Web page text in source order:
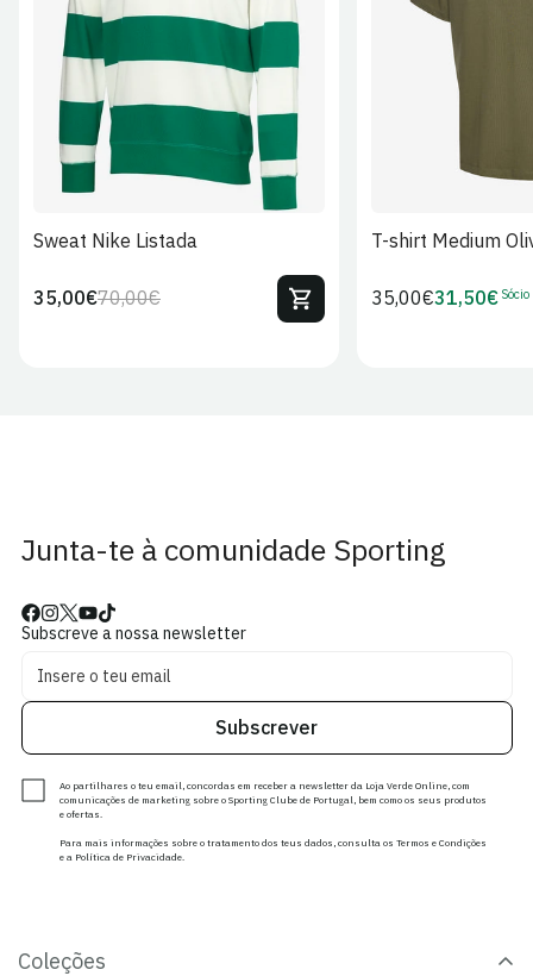
S XL 2XL
Sweat Nike Listada
Preço
70,00€Preço
35,00€
T-shirt Medium
Preço
35,00€Preço
31,50€ Sócio
Junta-te à comunidade Sporting
Subscreve a nossa newsletter
Subscrever
Ao partilhares o teu email, concordas em receber a newsletter da Loja Verde Online, com
comunicações de marketing sobre o Sporting Clube de Portugal, bem como os seus produtos
e ofertas.
Para mais informações sobre o tratamento dos teus dados, consulta os Termos e Condições
e a Política de Privacidade.
Coleções